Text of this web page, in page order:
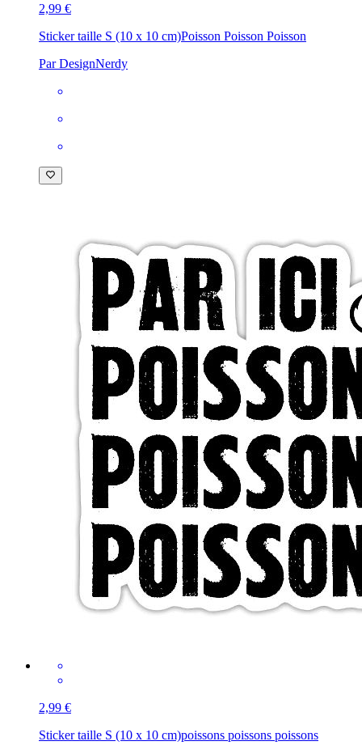
2,99 €
Sticker taille S (10 x 10 cm)Poisson Poisson Poisson
Par DesignNerdy
2,99 €
Sticker taille S (10 x 10 cm)poissons poissons poissons